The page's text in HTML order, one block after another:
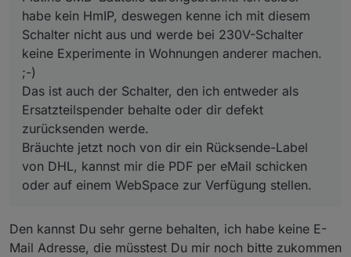
habe kein HmIP, deswegen kenne ich mit diesem
Schalter nicht aus und werde bei 230V-Schalter
keine Experimente in Wohnungen anderer machen.
;-)
Das ist auch der Schalter, den ich entweder als
Ersatzteilspender behalte oder dir defekt
zurücksenden werde.
Bräuchte jetzt noch von dir ein Rücksende-Label
von DHL, kannst mir die PDF per eMail schicken
oder auf einem WebSpace zur Verfügung stellen.
Den kannst Du sehr gerne behalten, ich habe keine E-
Mail Adresse, die müsstest Du mir noch bitte zukommen